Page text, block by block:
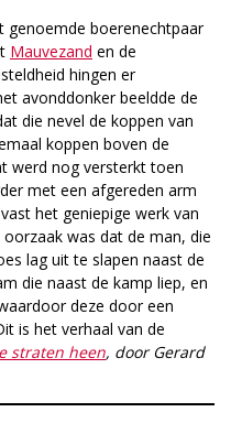
genoemde boerenechtpaar
Mauvezand en de
hingen er
avonddonker beeldde de
die nevel de koppen van
koppen boven de
werd nog versterkt toen
met een afgereden arm
het geniepige werk van
oorzaak was dat de man, die
lag uit te slapen naast de
die naast de kamp liep, en
deze door een
is het verhaal van de
straten heen, door Gerard